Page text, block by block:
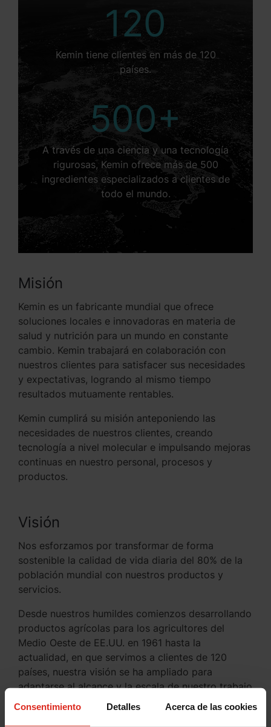
Consentimiento Detalles Acerca de las cookies
120
Kemin tiene clientes en más de 120
países.
500+
A través de una ciencia y una tecnología
rigurosas, Kemin ofrece más de 500
ingredientes especializados a clientes de
todo el mundo.
Misión
Kemin es un fabricante mundial que ofrece
soluciones locales e innovadoras en materia de
salud y nutrición para un mundo en constante
cambio. Kemin trabajará en colaboración con
nuestros clientes para satisfacer sus necesidades
y expectativas, logrando al mismo tiempo
resultados mutuamente rentables.
Kemin cumplirá su misión anteponiendo las
necesidades de nuestros clientes, creando
tecnología a nivel molecular e impulsando mejoras
continuas en nuestro personal, procesos y
productos.
Visión
Nos esforzamos por transformar de forma
sostenible la calidad de vida diaria del 80% de la
población mundial con nuestros productos y
servicios.
Desde nuestros humildes comienzos desarrollando
productos agrícolas para los agricultores del
Medio Oeste de EE.UU. en 1961 hasta la
actualidad, en que servimos a clientes de 120
países, nuestra visión se ha ampliado para
adaptarse al alcance y la escala de nuestro trabajo
global. Hoy, nuestra visión y misión reflejan el